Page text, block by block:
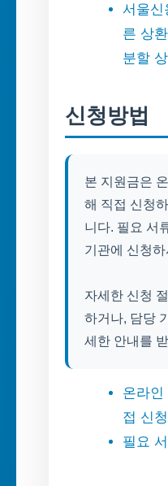
서울신
른 상
분할
신청방법
본 지원금은
해 직접 신청
니다. 필요 서
기관에 신청
자세한 신청
하거나, 담당
세한 안내를
온라인
접 신청
필요